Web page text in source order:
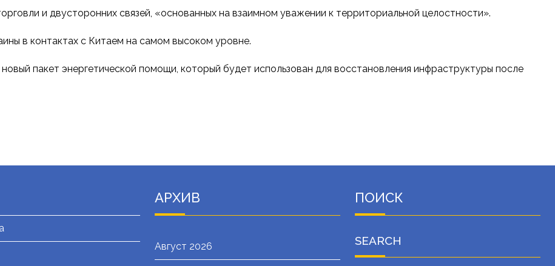
и двусторонних связей, «основанных на взаимном уважении к территориальной целостности».
в контактах с Китаем на самом высоком уровне.
пакет энергетической помощи, который будет использован для восстановления инфраструктуры после
АРХИВ
Август 2026
ПОИСК
SEARCH